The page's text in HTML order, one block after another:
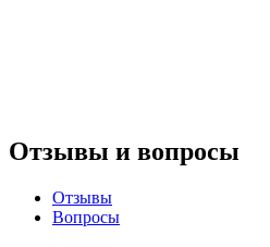
Отзывы и вопросы
Отзывы
Вопросы